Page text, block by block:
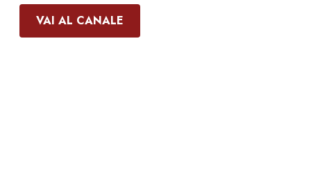
VAI AL CANALE